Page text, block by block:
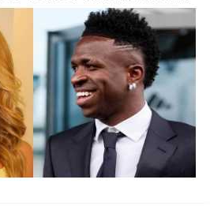
Ver mais